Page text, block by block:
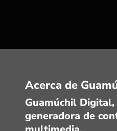
Acerca de
Guamúchil
generadora de